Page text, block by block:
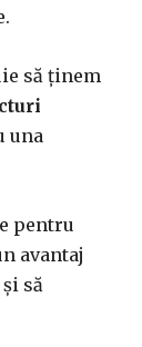
să ținem
una
pentru
avantaj
să